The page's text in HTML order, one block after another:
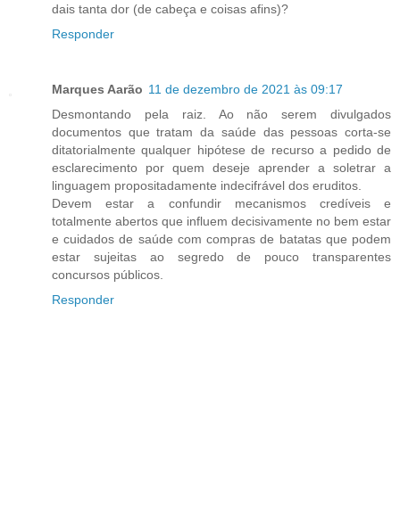
dais tanta dor (de cabeça e coisas afins)?
Responder
Marques Aarão 11 de dezembro de 2021 às 09:17
Desmontando pela raiz. Ao não serem divulgados
documentos que tratam da saúde das pessoas corta-se
ditatorialmente qualquer hipótese de recurso a pedido de
esclarecimento por quem deseje aprender a soletrar a
linguagem propositadamente indecifrável dos eruditos.
Devem estar a confundir mecanismos credíveis e
totalmente abertos que influem decisivamente no bem estar
e cuidados de saúde com compras de batatas que podem
estar sujeitas ao segredo de pouco transparentes
concursos públicos.
Responder